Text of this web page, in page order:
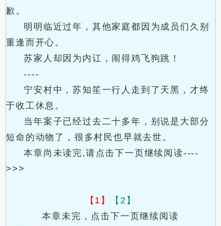
歉。
明明临近过年，其他家庭都因为成员们久别
重逢而开心。
苏家人却因为内讧，闹得鸡飞狗跳！
----
宁安村中，苏知笙一行人走到了天黑，才终
于收工休息。
当年案子已经过去二十多年，别说是大部分
短命的动物了，很多村民也早就去世。
本章尚未读完,请点击下一页继续阅读----
>>>
【1】
【2】
本章未完，点击下一页继续阅读